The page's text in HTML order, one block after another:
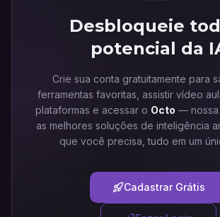
Desbloqueie
potencial da
Crie sua conta gratuitamente para
ferramentas favoritas, assistir vídeo
plataformas e acessar o Octo — nossa
as melhores soluções de inteligência
que você precisa, tudo em um
Cadastrar Grátis